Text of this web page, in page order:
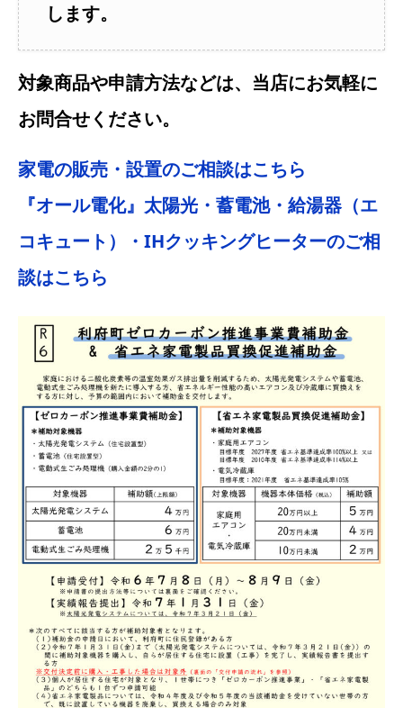
します。
対象商品や申請方法などは、当店にお気軽に
お問合せください。
家電の販売・設置のご相談はこちら
『オール電化』太陽光・蓄電池・給湯器（エ
コキュート）・IHクッキングヒーターのご相
談はこちら